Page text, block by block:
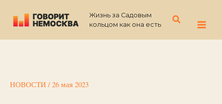
содержимому
Жизнь за Садовым
кольцом как она есть
Поиск
НОВОСТИ / 26 мая 2023